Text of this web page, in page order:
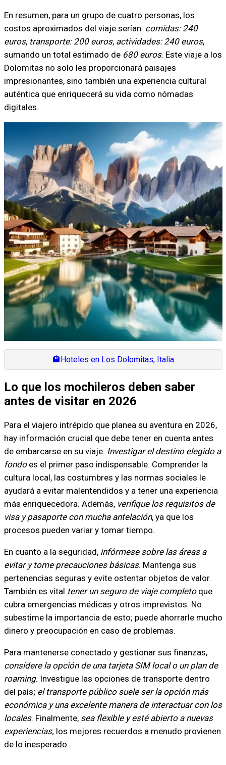
En resumen, para un grupo de cuatro personas, los
costos aproximados del viaje serían: comidas: 240
euros, transporte: 200 euros, actividades: 240 euros,
sumando un total estimado de 680 euros. Este viaje a los
Dolomitas no solo les proporcionará paisajes
impresionantes, sino también una experiencia cultural
auténtica que enriquecerá su vida como nómadas
digitales.
🏨Hoteles en Los Dolomitas, Italia
Lo que los mochileros deben saber
antes de visitar en 2026
Para el viajero intrépido que planea su aventura en 2026,
hay información crucial que debe tener en cuenta antes
de embarcarse en su viaje. Investigar el destino elegido a
fondoes el primer paso indispensable. Comprender la
cultura local, las costumbres y las normas sociales le
ayudará a evitar malentendidos y a tener una experiencia
más enriquecedora. Además, verifique los requisitos de
visa y pasaporte con mucha antelación, ya que los
procesos pueden variar y tomar tiempo.
En cuanto a la seguridad, infórmese sobre las áreas a
evitar y tome precauciones básicas. Mantenga sus
pertenencias seguras y evite ostentar objetos de valor.
También es vital tener un seguro de viaje completoque
cubra emergencias médicas y otros imprevistos. No
subestime la importancia de esto; puede ahorrarle mucho
dinero y preocupación en caso de problemas.
Para mantenerse conectado y gestionar sus finanzas,
considere la opción de una tarjeta SIM local o un plan de
roaming. Investigue las opciones de transporte dentro
del país; el transporte público suele ser la opción más
económica y una excelente manera de interactuar con los
locales. Finalmente, sea flexible y esté abierto a nuevas
experiencias; los mejores recuerdos a menudo provienen
de lo inesperado.